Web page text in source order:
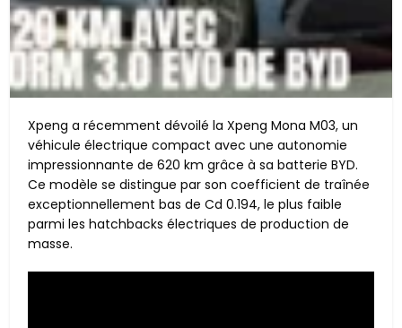
Xpeng a récemment dévoilé la Xpeng Mona M03, un
véhicule électrique compact avec une autonomie
impressionnante de 620 km grâce à sa batterie BYD.
Ce modèle se distingue par son coefficient de traînée
exceptionnellement bas de Cd 0.194, le plus faible
parmi les hatchbacks électriques de production de
masse.